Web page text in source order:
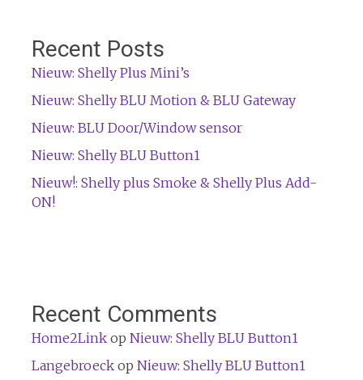
Recent Posts
Nieuw: Shelly Plus Mini’s
Nieuw: Shelly BLU Motion & BLU Gateway
Nieuw: BLU Door/Window sensor
Nieuw: Shelly BLU Button1
Nieuw!: Shelly plus Smoke & Shelly Plus Add-
ON!
Recent Comments
Home2Linkop Nieuw: Shelly BLU Button1
Langebroeckop Nieuw: Shelly BLU Button1